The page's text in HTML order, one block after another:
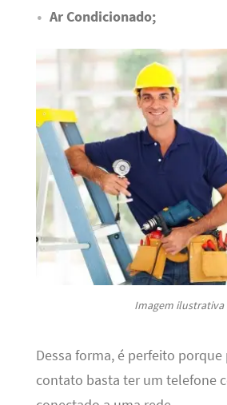
Ar Condicionado;
Imagem ilustrativa
Dessa forma, é perfeito
contato basta ter um telefone